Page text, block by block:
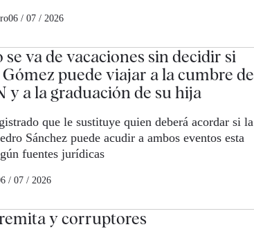
06 / 07 / 2026
se va de vacaciones sin decidir si
puede viajar a la cumbre de
y a la graduación de su hija
que le sustituye quien deberá acordar si la
Sánchez puede acudir a ambos eventos esta
fuentes jurídicas
/ 07 / 2026
y corruptores